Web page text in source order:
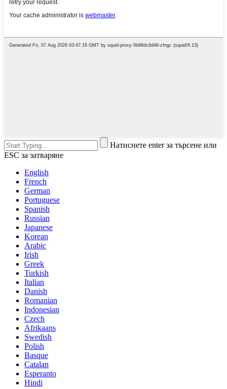
Натиснете enter за търсене или
ESC за затваряне
English
French
German
Portuguese
Spanish
Russian
Japanese
Korean
Arabic
Irish
Greek
Turkish
Italian
Danish
Romanian
Indonesian
Czech
Afrikaans
Swedish
Polish
Basque
Catalan
Esperanto
Hindi